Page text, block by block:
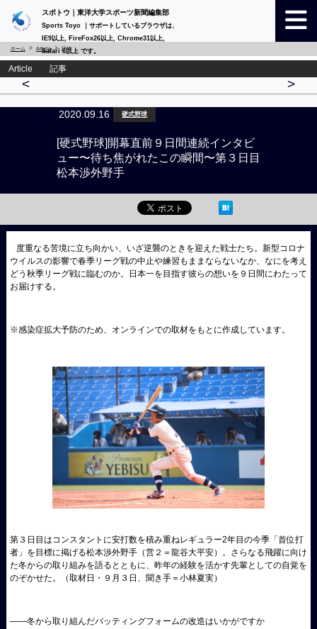
スポトウ｜東洋大学スポーツ新聞編集部
Sports Toyo ｜サポートしているブラウザは、
IE9以上, FireFox26以上, Chrome31以上,
Safari 6以上 です。
ホーム Article 詳細
Article 記事
< >
2020.09.16 硬式野球
[硬式野球]開幕直前９日間連続インタビ
ュー〜待ち焦がれたこの瞬間〜第３日目
松本渉外野手
度重なる苦境に立ち向かい、いざ逆襲のときを迎えた戦士たち。新型コロナ
ウイルスの影響で春季リーグ戦の中止や練習もままならないなか、なにを考え
どう秋季リーグ戦に臨むのか。日本一を目指す彼らの想いを９日間にわたって
お届けする。
※感染症拡大予防のため、オンラインでの取材をもとに作成しています。
第３日目はコンスタントに安打数を積み重ねレギュラー2年目の今季「首位打
者」を目標に掲げる松本渉外野手（営２＝龍谷大平安）。さらなる飛躍に向け
た冬からの取り組みを語るとともに、昨年の経験を活かす先輩としての自覚を
のぞかせた。（取材日・９月３日、聞き手＝小林夏実）
――冬から取り組んだバッティングフォームの改造はいかがですか